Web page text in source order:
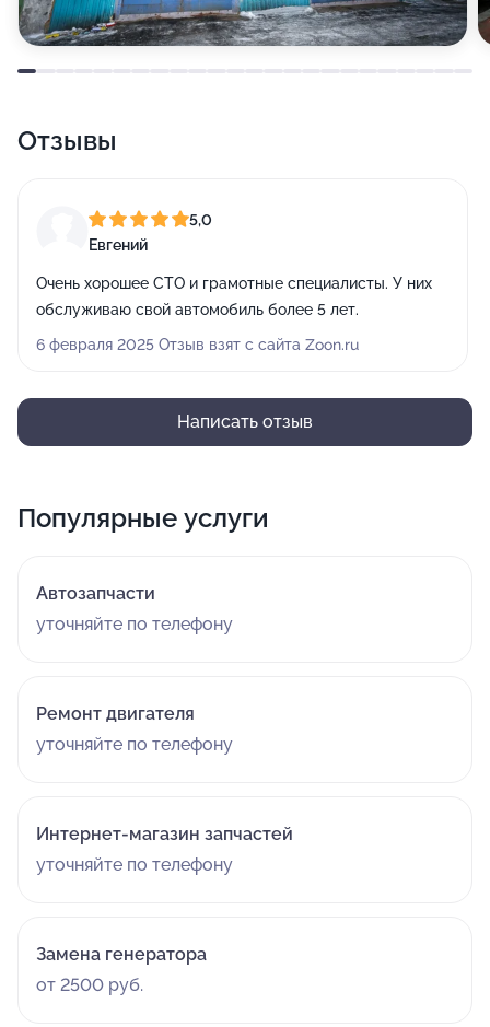
Отзывы
5,0
Евгений
Очень хорошее СТО и грамотные специалисты. У них
обслуживаю свой автомобиль более 5 лет.
6 февраля 2025 Отзыв взят с сайта Zoon.ru
Написать отзыв
Популярные услуги
Автозапчасти
уточняйте по телефону
Ремонт двигателя
уточняйте по телефону
Интернет-магазин запчастей
уточняйте по телефону
Замена генератора
от 2500 руб.